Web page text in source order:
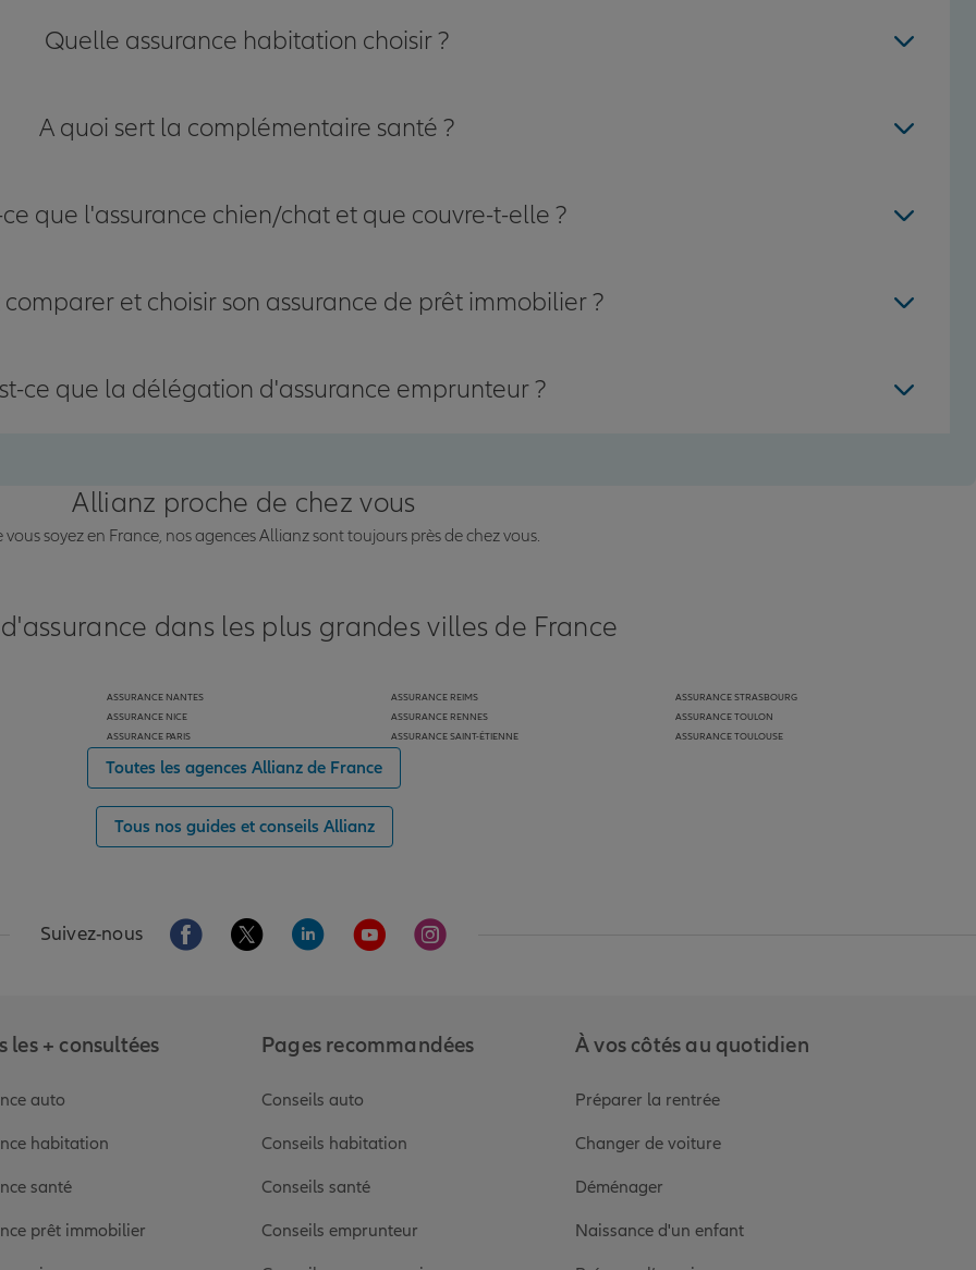
Quelle assurance habitation choisir ?
A quoi sert la complémentaire santé ?
que l'assurance chien/chat et que couvre-t-elle ?
et choisir son assurance de prêt immobilier ?
ce que la délégation d'assurance emprunteur ?
Allianz proche de chez vous
vous soyez en France, nos agences Allianz sont toujours près de chez vous.
dans les plus grandes villes de France
ASSURANCE NANTES
ASSURANCE NICE
ASSURANCE PARIS
ASSURANCE REIMS
ASSURANCE RENNES
ASSURANCE SAINT-ÉTIENNE
ASSURANCE STRASBOURG
ASSURANCE TOULON
ASSURANCE TOULOUSE
Toutes les agences Allianz de France
Tous nos guides et conseils Allianz
Suivez-nous Aller sur la page Facebook de Allianz
Aller sur la page Twitter de Allianz
Aller sur la page Linkedin de Allianz
Aller sur la page Youtube de Allianz
Aller sur la page Instagram de Allianz
les + consultées
auto
habitation
santé
prêt immobilier
Pages recommandées
Conseils auto
Conseils habitation
Conseils santé
Conseils emprunteur
À vos côtés au quotidien
Préparer la rentrée
Changer de voiture
Déménager
Naissance d'un enfant